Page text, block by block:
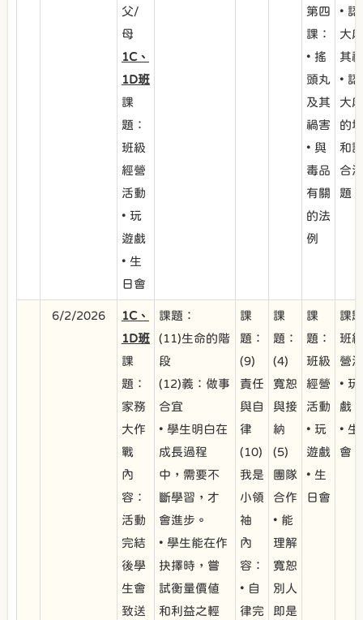
父/
母
1C、
1D班
課
題：
班級
經營
活動
• 玩
遊戲
• 生
日會
第四
課：
• 搖
頭丸
及其
禍害
• 與
毒品
有關
的法
例
• 認
大
其
• 認
大
的
和
合
題
6/2/2026
1C、
1D班
課
題：
家務
大作
戰
內
容：
活動
完結
後學
生會
致送
課題：
(11)生命的階
段
(12)義：做事
合宜
• 學生明白在
成長過程
中，需要不
斷學習，才
會進步。
• 學生能在作
抉擇時，嘗
試衡量價值
和利益之輕
課
題：
(9)
責任
與自
律
(10)
我是
小領
袖
內
容：
• 自
律完
課
題：
(4)
寬恕
與接
納
(5)
團隊
合作
• 能
理解
寬恕
別人
即是
課
題：
班級
經營
活動
• 玩
遊戲
• 生
日會
課
班
營
• 玩
戲
• 生
會